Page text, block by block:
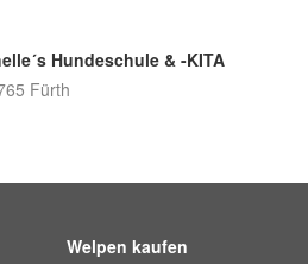
Hundeschule & -KITA
Fürth
Welpen kaufen